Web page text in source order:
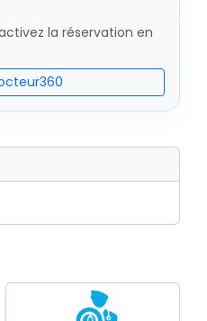
la réservation en